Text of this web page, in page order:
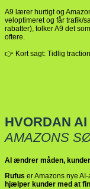
A9 lærer hurtigt og
veloptimeret og får trafik/
rabatter), tolker A9 det
oftere.
👉 Kort sagt: Tidlig
HVORDAN
AMAZONS
AI ændrer måden,
Rufus er Amazons nye
hjælper kunder med at